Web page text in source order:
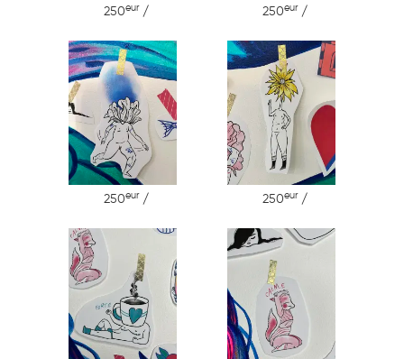
250eur / 250eur /
250eur / 250eur /